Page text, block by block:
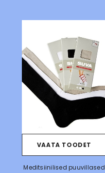
VAATA TOODET
Meditsiinilised puuvillased